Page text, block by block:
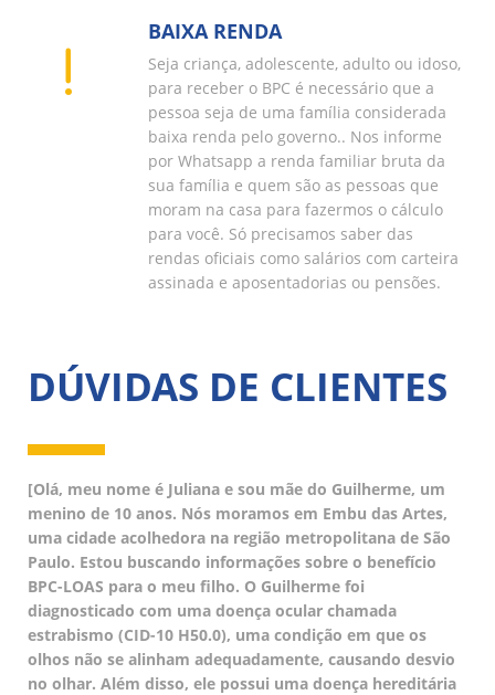
BAIXA RENDA
Seja criança, adolescente, adulto ou idoso,
para receber o BPC é necessário que a
pessoa seja de uma família considerada
baixa renda pelo governo.. Nos informe
por Whatsapp a renda familiar bruta da
sua família e quem são as pessoas que
moram na casa para fazermos o cálculo
para você. Só precisamos saber das
rendas oficiais como salários com carteira
assinada e aposentadorias ou pensões.
DÚVIDAS DE CLIENTES
[Olá, meu nome é Juliana e sou mãe do Guilherme, um
menino de 10 anos. Nós moramos em Embu das Artes,
uma cidade acolhedora na região metropolitana de São
Paulo. Estou buscando informações sobre o benefício
BPC-LOAS para o meu filho. O Guilherme foi
diagnosticado com uma doença ocular chamada
estrabismo (CID-10 H50.0), uma condição em que os
olhos não se alinham adequadamente, causando desvio
no olhar. Além disso, ele possui uma doença hereditária